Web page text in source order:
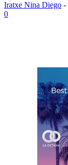
Iratxe Nina Diego -
0